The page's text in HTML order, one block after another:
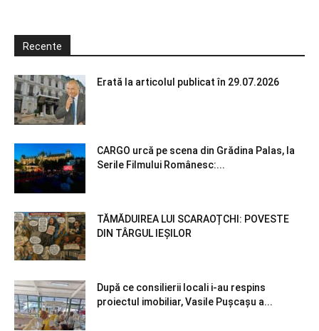
Recente
Erată la articolul publicat în 29.07.2026
CARGO urcă pe scena din Grădina Palas, la
Serile Filmului Românesc:...
TĂMĂDUIREA LUI SCARAOȚCHI: POVESTE
DIN TÂRGUL IEȘILOR
După ce consilierii locali i-au respins
proiectul imobiliar, Vasile Pușcașu a...